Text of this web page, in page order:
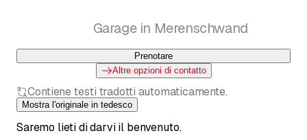
Garage in Merenschwand
Prenotare
Altre opzioni di contatto
Contiene testi tradotti automaticamente.
Mostra l'originale in tedesco
Saremo lieti di darvi il benvenuto.